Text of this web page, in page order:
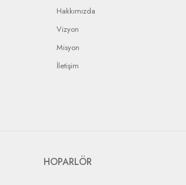
Hakkımızda
Vizyon
Misyon
İletişim
HOPARLÖR